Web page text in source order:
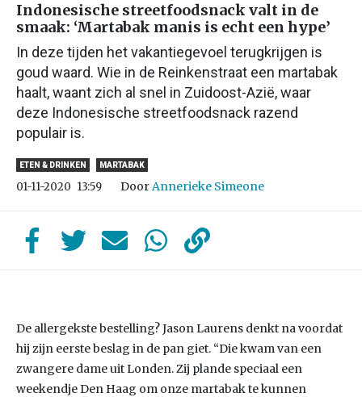
Indonesische streetfoodsnack valt in de
smaak: ‘Martabak manis is echt een hype’
In deze tijden het vakantiegevoel terugkrijgen is
goud waard. Wie in de Reinkenstraat een martabak
haalt, waant zich al snel in Zuidoost-Azië, waar
deze Indonesische streetfoodsnack razend
populair is.
ETEN & DRINKEN MARTABAK
01-11-2020 13:59 DoorAnnerieke Simeone
De allergekste bestelling? Jason Laurens denkt na voordat
hij zijn eerste beslag in de pan giet. “Die kwam van een
zwangere dame uit Londen. Zij plande speciaal een
weekendje Den Haag om onze martabak te kunnen